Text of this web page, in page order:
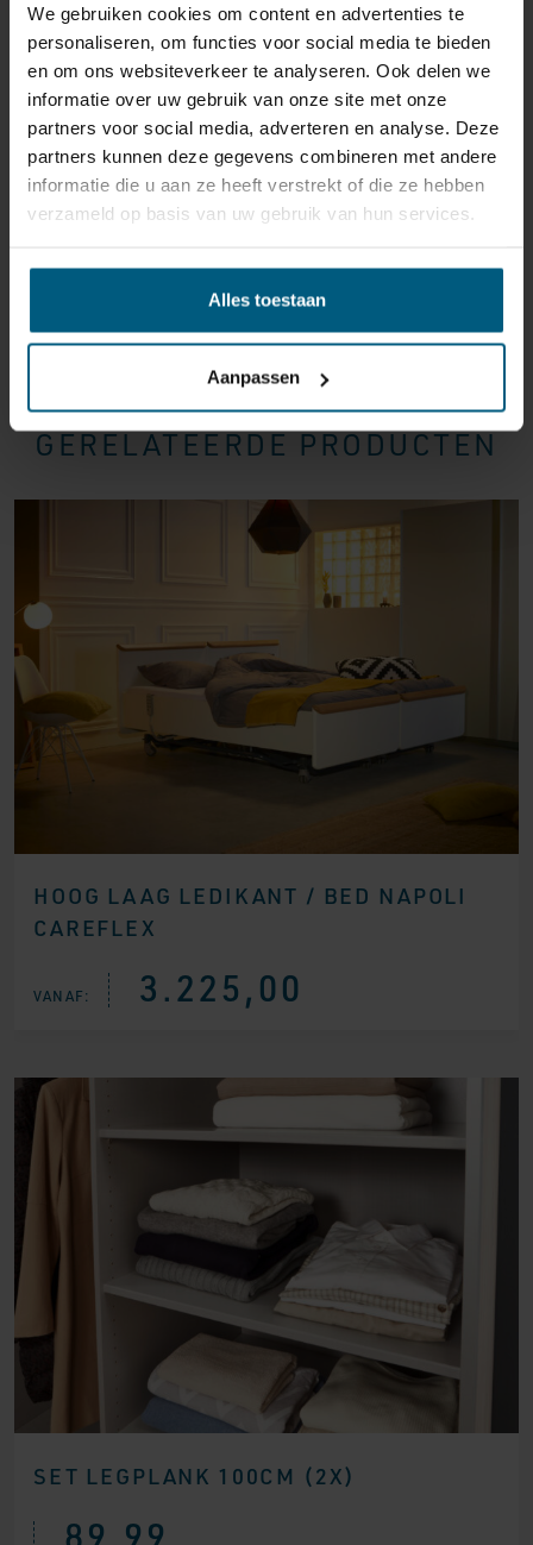
We gebruiken cookies om content en advertenties te
personaliseren, om functies voor social media te bieden
en om ons websiteverkeer te analyseren. Ook delen we
informatie over uw gebruik van onze site met onze
partners voor social media, adverteren en analyse. Deze
partners kunnen deze gegevens combineren met andere
informatie die u aan ze heeft verstrekt of die ze hebben
verzameld op basis van uw gebruik van hun services.
Alles toestaan
Aanpassen
reden ook is, u heeft het recht uw bestelling tot 14
dagen na ontvangst zonder opgave van reden te
annuleren. Behandel het product met zorg en zorg
ervoor dat deze bij het retour sturen goed verpakt is.
Mocht het product beschadigd zijn of is de verpakking
meer beschadigd dan nodig, dan kunnen we deze
waardevermindering van het product aan u
doorberekenen.
GERELATEERDE PRODUCTEN
HOOG LAAG LEDIKANT / BED NAPOLI
CAREFLEX
VANAF: 3.225,00
SET LEGPLANK 100CM (2X)
89,99